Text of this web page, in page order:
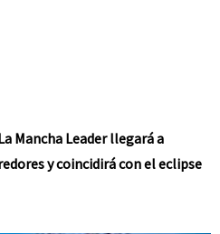
Mancha Leader llegará a
y coincidirá con el eclipse